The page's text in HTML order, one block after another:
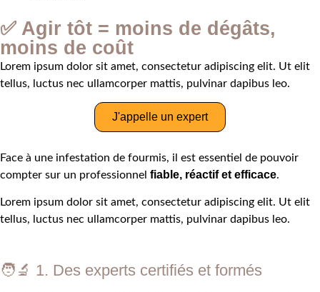
✅ Agir tôt = moins de dégâts,
moins de coût
Lorem ipsum dolor sit amet, consectetur adipiscing elit. Ut elit
tellus, luctus nec ullamcorper mattis, pulvinar dapibus leo.
J'appelle un expert
Face à une infestation de fourmis, il est essentiel de pouvoir
compter sur un professionnel fiable, réactif et efficace.
Lorem ipsum dolor sit amet, consectetur adipiscing elit. Ut elit
tellus, luctus nec ullamcorper mattis, pulvinar dapibus leo.
🧑‍🔬 1. Des experts certifiés et formés